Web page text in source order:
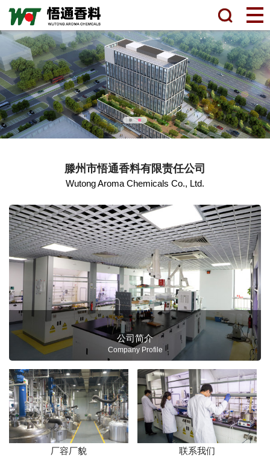
滕州市悟通香料有限责任公司
Wutong Aroma Chemicals Co., Ltd.
公司简介
Company Profile
厂容厂貌 联系我们